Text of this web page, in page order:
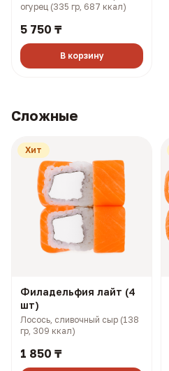
огурец (335 гр, 687 ккал)
5 750 ₸
В корзину
Сложные
Хит
Филадельфия лайт (4
шт)
Лосось, сливочный сыр (138
гр, 309 ккал)
1 850 ₸